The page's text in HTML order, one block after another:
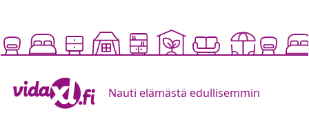
Nauti elämästä edullisemmin